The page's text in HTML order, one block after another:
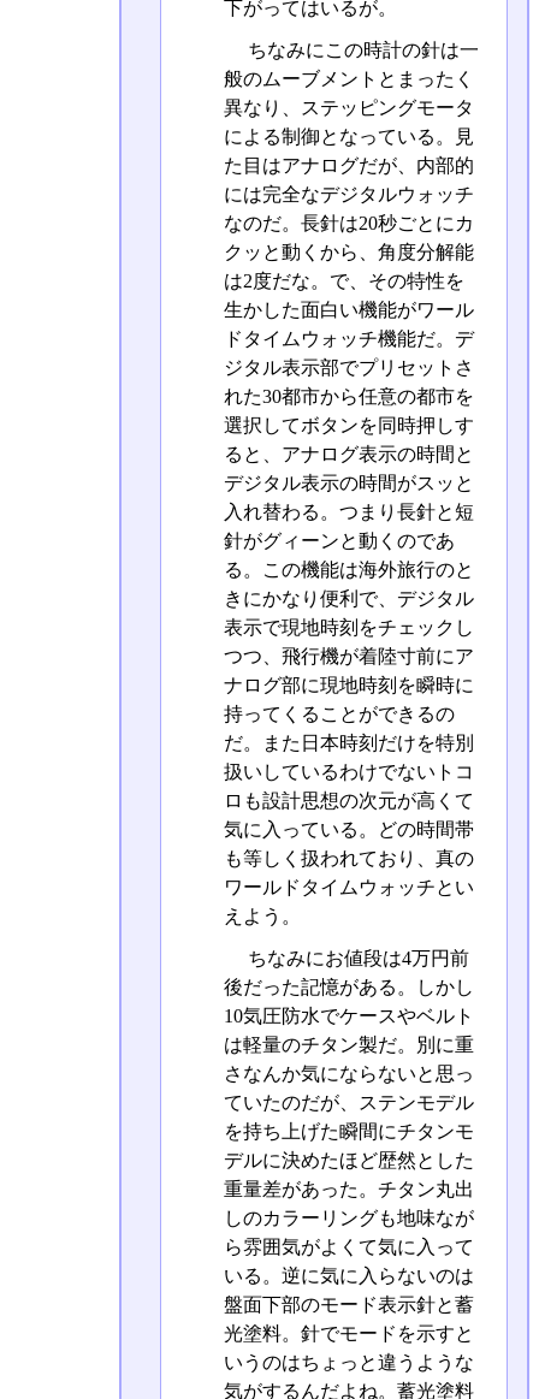
下がってはいるが。
ちなみにこの時計の針は一
般のムーブメントとまったく
異なり、ステッピングモータ
による制御となっている。見
た目はアナログだが、内部的
には完全なデジタルウォッチ
なのだ。長針は20秒ごとにカ
クッと動くから、角度分解能
は2度だな。で、その特性を
生かした面白い機能がワール
ドタイムウォッチ機能だ。デ
ジタル表示部でプリセットさ
れた30都市から任意の都市を
選択してボタンを同時押しす
ると、アナログ表示の時間と
デジタル表示の時間がスッと
入れ替わる。つまり長針と短
針がグィーンと動くのであ
る。この機能は海外旅行のと
きにかなり便利で、デジタル
表示で現地時刻をチェックし
つつ、飛行機が着陸寸前にア
ナログ部に現地時刻を瞬時に
持ってくることができるの
だ。また日本時刻だけを特別
扱いしているわけでないトコ
ロも設計思想の次元が高くて
気に入っている。どの時間帯
も等しく扱われており、真の
ワールドタイムウォッチとい
えよう。
ちなみにお値段は4万円前
後だった記憶がある。しかし
10気圧防水でケースやベルト
は軽量のチタン製だ。別に重
さなんか気にならないと思っ
ていたのだが、ステンモデル
を持ち上げた瞬間にチタンモ
デルに決めたほど歴然とした
重量差があった。チタン丸出
しのカラーリングも地味なが
ら雰囲気がよくて気に入って
いる。逆に気に入らないのは
盤面下部のモード表示針と蓄
光塗料。針でモードを示すと
いうのはちょっと違うような
気がするんだよね。蓄光塗料